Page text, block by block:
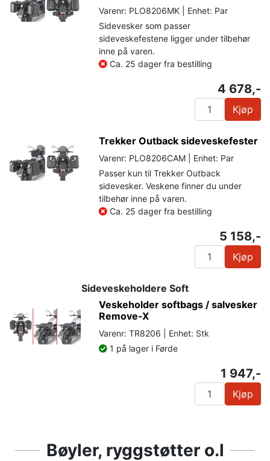
Varenr: PLO8206MK | Enhet: Par
Sidevesker som passer
sideveskefestene ligger under tilbehør
inne på varen.
Ca. 25 dager fra bestilling
4 678,-
Kjøp
Trekker Outback sideveskefester
Varenr: PLO8206CAM | Enhet: Par
Passer kun til Trekker Outback
sidevesker. Veskene finner du under
tilbehør inne på varen.
Ca. 25 dager fra bestilling
5 158,-
Kjøp
Sideveskeholdere Soft
Veskeholder softbags / salvesker
Remove-X
Varenr: TR8206 | Enhet: Stk
1 på lager i Førde
1 947,-
Kjøp
Bøyler, ryggstøtter o.l